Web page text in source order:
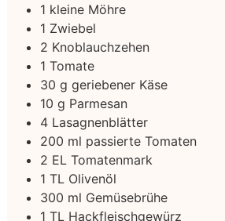
1 kleine Möhre
1 Zwiebel
2 Knoblauchzehen
1 Tomate
30 g geriebener Käse
10 g Parmesan
4 Lasagnenblätter
200 ml passierte Tomaten
2 EL Tomatenmark
1 TL Olivenöl
300 ml Gemüsebrühe
1 TL Hackfleischgewürz